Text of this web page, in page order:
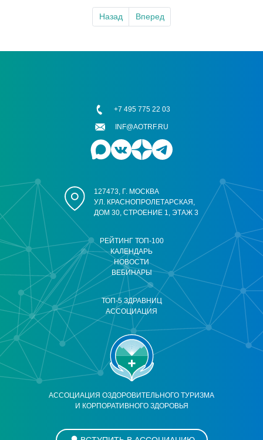
Назад Вперед
АССОЦИАЦИЯ ОЗДОРОВИТЕЛЬНОГО ТУРИЗМА
И КОРПОРАТИВНОГО ЗДОРОВЬЯ
РЕЙТИНГ ТОП-100
КАЛЕНДАРЬ
НОВОСТИ
ВЕБИНАРЫ
ТОП-5 ЗДРАВНИЦ
АССОЦИАЦИЯ
127473, Г. МОСКВА
УЛ. КРАСНОПРОЛЕТАРСКАЯ,
ДОМ 30, СТРОЕНИЕ 1, ЭТАЖ 3
+7 495 775 22 03
INF@AOTRF.RU